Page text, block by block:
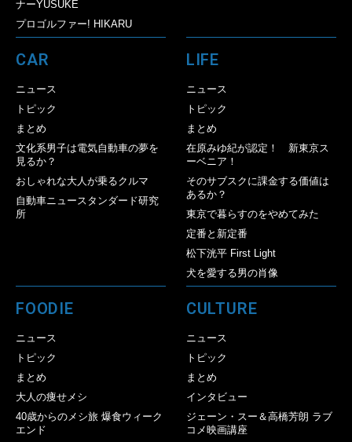
ナーYUSUKE
プロゴルファー! HIKARU
CAR
ニュース
トピック
まとめ
文化系男子は電気自動車の夢を
見るか？
おしゃれな大人が乗るクルマ
自動車ニュースタンダード研究
所
LIFE
ニュース
トピック
まとめ
在原みゆ紀が認定！ 新東京ス
ーベニア！
そのサブスクに課金する価値は
あるか？
東京で暮らすのをやめてみた
定番と新定番
松下洸平 First Light
犬を愛する男の肖像
FOODIE
ニュース
トピック
まとめ
大人の痩せメシ
40歳からのメシ旅 爆食ウィーク
エンド
CULTURE
ニュース
トピック
まとめ
インタビュー
ジェーン・スー＆高橋芳朗 ラブ
コメ映画講座